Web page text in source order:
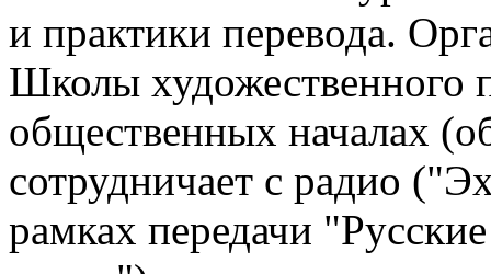
и практики перевода.
Школы художественного
общественных началах
сотрудничает с радио
рамках передачи